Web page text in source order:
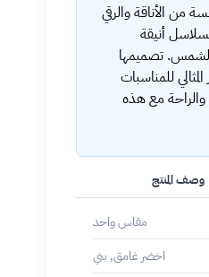
من الأناقة والرقي
أنيقة
تصميمها
للمناسبات
والراحة مع هذه
مقاس واحد
اخضر غامق, بني
وصف المنتج